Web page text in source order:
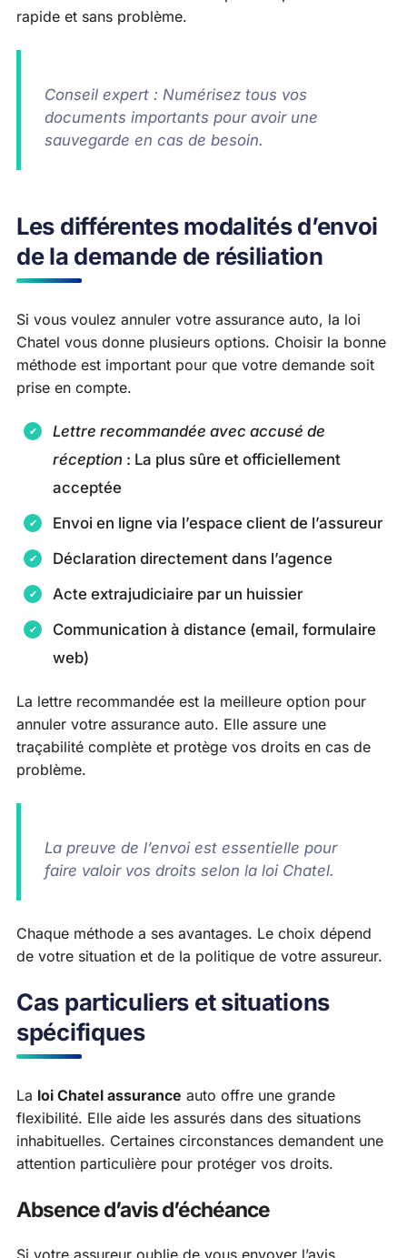
rapide et sans problème.
Conseil expert : Numérisez tous vos
documents importants pour avoir une
sauvegarde en cas de besoin.
Les différentes modalités d’envoi
de la demande de résiliation
Si vous voulez annuler votre assurance auto, la loi
Chatel vous donne plusieurs options. Choisir la bonne
méthode est important pour que votre demande soit
prise en compte.
Lettre recommandée avec accusé de
réception : La plus sûre et officiellement
acceptée
Envoi en ligne via l’espace client de l’assureur
Déclaration directement dans l’agence
Acte extrajudiciaire par un huissier
Communication à distance (email, formulaire
web)
La lettre recommandée est la meilleure option pour
annuler votre assurance auto. Elle assure une
traçabilité complète et protège vos droits en cas de
problème.
La preuve de l’envoi est essentielle pour
faire valoir vos droits selon la loi Chatel.
Chaque méthode a ses avantages. Le choix dépend
de votre situation et de la politique de votre assureur.
Cas particuliers et situations
spécifiques
La loi Chatel assurance auto offre une grande
flexibilité. Elle aide les assurés dans des situations
inhabituelles. Certaines circonstances demandent une
attention particulière pour protéger vos droits.
Absence d’avis d’échéance
Si votre assureur oublie de vous envoyer l’avis